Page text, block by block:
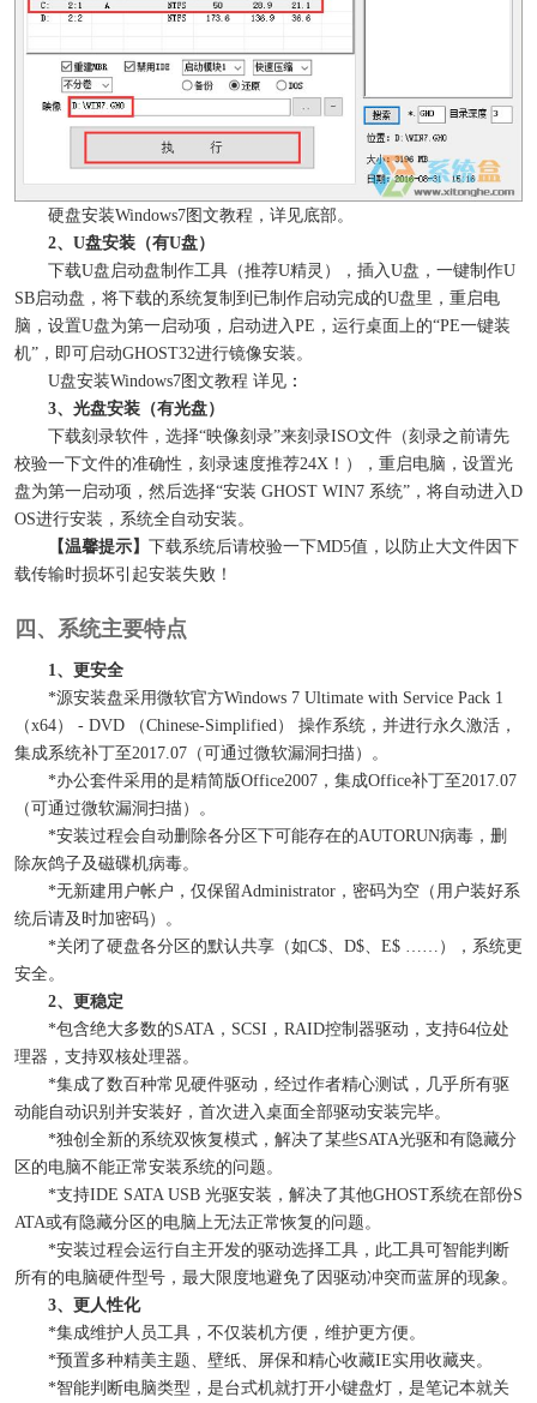
硬盘安装Windows7图文教程，详见底部。
2、U盘安装（有U盘）
下载U盘启动盘制作工具（推荐U精灵），插入U盘，一键制作U
SB启动盘，将下载的系统复制到已制作启动完成的U盘里，重启电
脑，设置U盘为第一启动项，启动进入PE，运行桌面上的“PE一键装
机”，即可启动GHOST32进行镜像安装。
U盘安装Windows7图文教程 详见 ：
3、光盘安装（有光盘）
下载刻录软件，选择“映像刻录”来刻录ISO文件（刻录之前请先
校验一下文件的准确性，刻录速度推荐24X！），重启电脑，设置光
盘为第一启动项，然后选择“安装 GHOST WIN7 系统”，将自动进入D
OS进行安装，系统全自动安装。
【温馨提示】 下载系统后请校验一下MD5值，以防止大文件因下
载传输时损坏引起安装失败！
四、系统主要特点
1、更安全
*源安装盘采用微软官方Windows 7 Ultimate with Service Pack 1
（x64） - DVD （Chinese-Simplified） 操作系统，并进行永久激活，
集成系统补丁至2017.07（可通过微软漏洞扫描）。
*办公套件采用的是精简版Office2007，集成Office补丁至2017.07
（可通过微软漏洞扫描）。
*安装过程会自动删除各分区下可能存在的AUTORUN病毒，删
除灰鸽子及磁碟机病毒。
*无新建用户帐户，仅保留Administrator，密码为空（用户装好系
统后请及时加密码）。
*关闭了硬盘各分区的默认共享（如C$、D$、E$ ……），系统更
安全。
2、更稳定
*包含绝大多数的SATA，SCSI，RAID控制器驱动，支持64位处
理器，支持双核处理器。
*集成了数百种常见硬件驱动，经过作者精心测试，几乎所有驱
动能自动识别并安装好，首次进入桌面全部驱动安装完毕。
*独创全新的系统双恢复模式，解决了某些SATA光驱和有隐藏分
区的电脑不能正常安装系统的问题。
*支持IDE SATA USB 光驱安装，解决了其他GHOST系统在部份S
ATA或有隐藏分区的电脑上无法正常恢复的问题。
*安装过程会运行自主开发的驱动选择工具，此工具可智能判断
所有的电脑硬件型号，最大限度地避免了因驱动冲突而蓝屏的现象。
3、更人性化
*集成维护人员工具，不仅装机方便，维护更方便。
*预置多种精美主题、壁纸、屏保和精心收藏IE实用收藏夹。
*智能判断电脑类型，是台式机就打开小键盘灯，是笔记本就关